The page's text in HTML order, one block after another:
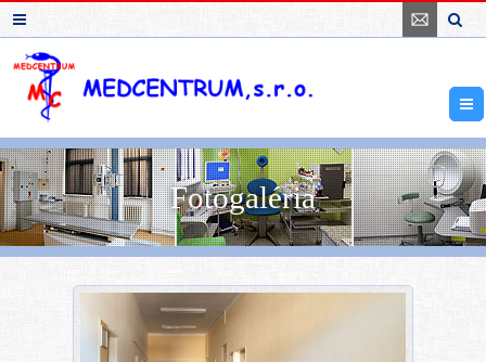
Fotogaléria